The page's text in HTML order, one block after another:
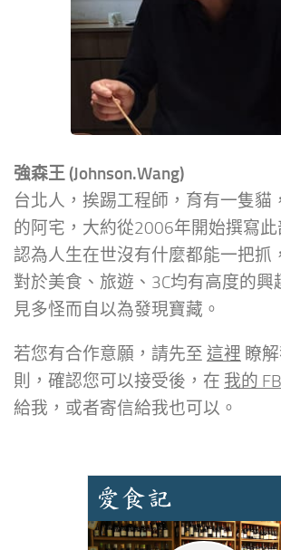
強森王 (Johnson.Wang)
台北人，挨踢工程師，育有一隻貓
的阿宅，大約從2006年開始撰寫此
認為人生在世沒有什麼都能一把抓
對於美食、旅遊、3C均有高度的興
見多怪而自以為發現寶藏。
若您有合作意願，請先至 這裡 瞭
則，確認您可以接受後，在 我的
給我，或者寄信給我也可以。